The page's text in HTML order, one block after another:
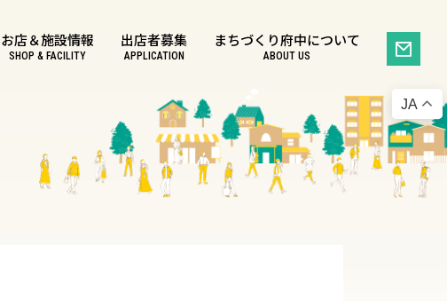
お店＆施設情報
SHOP & FACILITY
出店者募集
APPLICATION
まちづくり府中について
ABOUT US
JA